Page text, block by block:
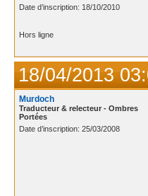
Date d’inscription: 18/10/2010
Hors ligne
18/04/2013
Murdoch
Traducteur & relecteur - Ombres
Portées
Date d’inscription: 25/03/2008